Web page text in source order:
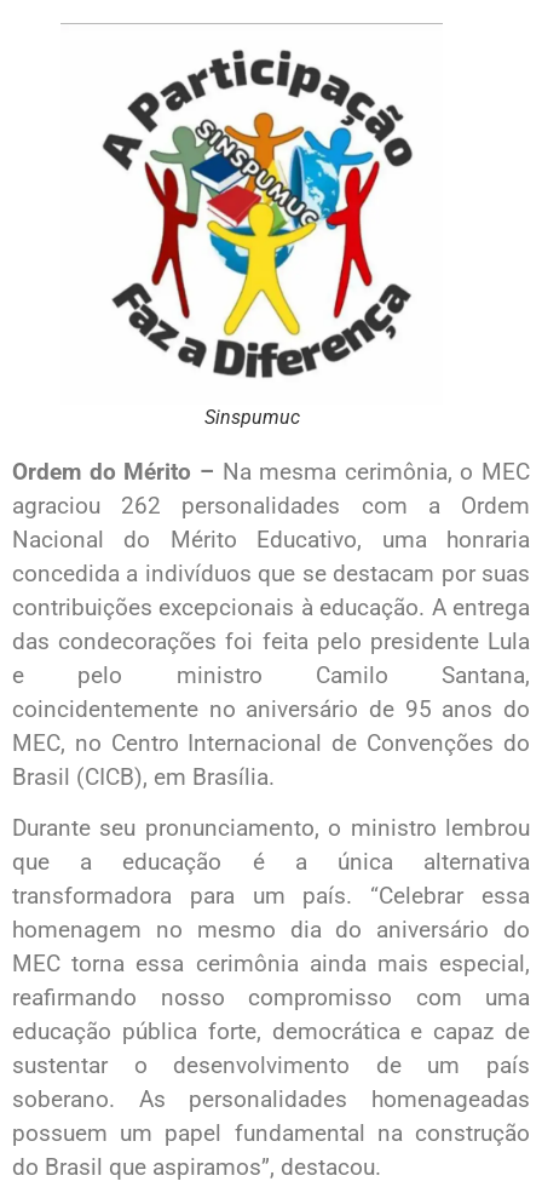
Sinspumuc
Ordem do Mérito – Na mesma cerimônia, o MEC
agraciou 262 personalidades com a Ordem
Nacional do Mérito Educativo, uma honraria
concedida a indivíduos que se destacam por suas
contribuições excepcionais à educação. A entrega
das condecorações foi feita pelo presidente Lula
e pelo ministro Camilo Santana,
coincidentemente no aniversário de 95 anos do
MEC, no Centro Internacional de Convenções do
Brasil (CICB), em Brasília.
Durante seu pronunciamento, o ministro lembrou
que a educação é a única alternativa
transformadora para um país. “Celebrar essa
homenagem no mesmo dia do aniversário do
MEC torna essa cerimônia ainda mais especial,
reafirmando nosso compromisso com uma
educação pública forte, democrática e capaz de
sustentar o desenvolvimento de um país
soberano. As personalidades homenageadas
possuem um papel fundamental na construção
do Brasil que aspiramos”, destacou.